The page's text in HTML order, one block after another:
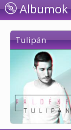
Albumok
Tulipán